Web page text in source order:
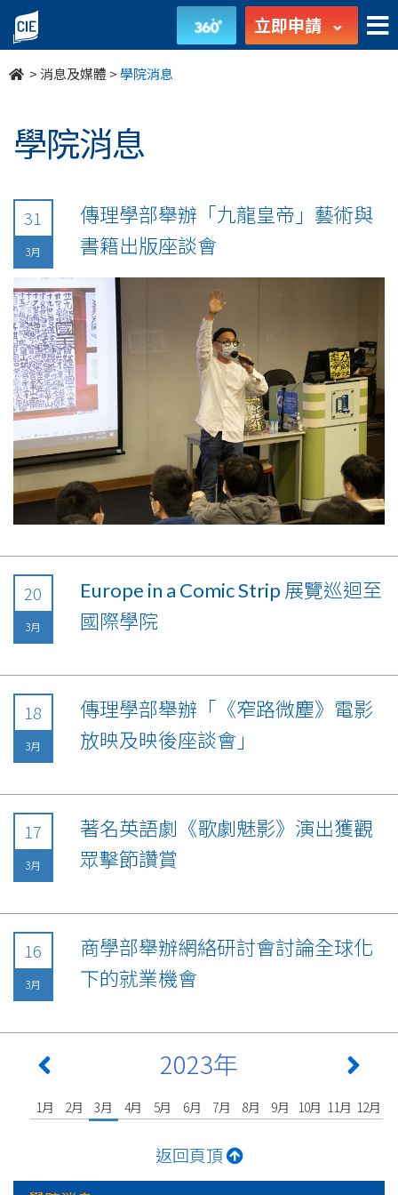
undefined 立即申請
>消息及媒體 >學院消息
學院消息
31
3月
傳理學部舉辦「九龍皇帝」藝術與
書籍出版座談會
20
3月
Europe in a Comic Strip 展覽巡迴至
國際學院
18
3月
傳理學部舉辦「《窄路微塵》電影
放映及映後座談會」
17
3月
著名英語劇《歌劇魅影》演出獲觀
眾擊節讚賞
16
3月
商學部舉辦網絡研討會討論全球化
下的就業機會
2023年
1月 2月 3月 4月 5月 6月 7月 8月 9月 10月 11月 12月
返回頁頂